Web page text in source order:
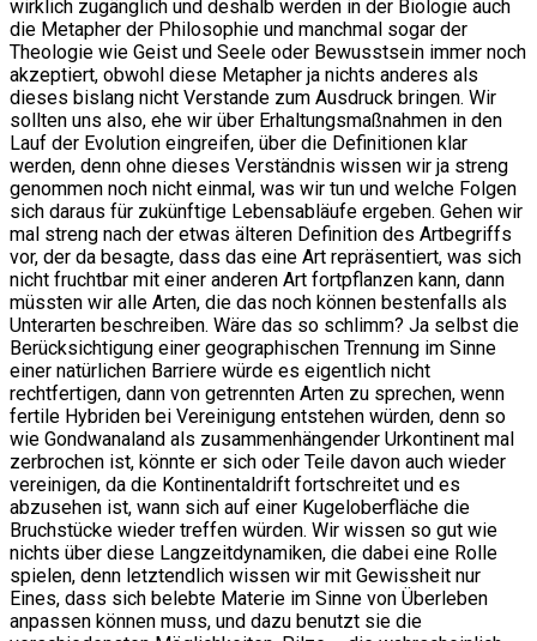
wirklich zugänglich und deshalb werden in der Biologie auch
die Metapher der Philosophie und manchmal sogar der
Theologie wie Geist und Seele oder Bewusstsein immer noch
akzeptiert, obwohl diese Metapher ja nichts anderes als
dieses bislang nicht Verstande zum Ausdruck bringen. Wir
sollten uns also, ehe wir über Erhaltungsmaßnahmen in den
Lauf der Evolution eingreifen, über die Definitionen klar
werden, denn ohne dieses Verständnis wissen wir ja streng
genommen noch nicht einmal, was wir tun und welche Folgen
sich daraus für zukünftige Lebensabläufe ergeben. Gehen wir
mal streng nach der etwas älteren Definition des Artbegriffs
vor, der da besagte, dass das eine Art repräsentiert, was sich
nicht fruchtbar mit einer anderen Art fortpflanzen kann, dann
müssten wir alle Arten, die das noch können bestenfalls als
Unterarten beschreiben. Wäre das so schlimm? Ja selbst die
Berücksichtigung einer geographischen Trennung im Sinne
einer natürlichen Barriere würde es eigentlich nicht
rechtfertigen, dann von getrennten Arten zu sprechen, wenn
fertile Hybriden bei Vereinigung entstehen würden, denn so
wie Gondwanaland als zusammenhängender Urkontinent mal
zerbrochen ist, könnte er sich oder Teile davon auch wieder
vereinigen, da die Kontinentaldrift fortschreitet und es
abzusehen ist, wann sich auf einer Kugeloberfläche die
Bruchstücke wieder treffen würden. Wir wissen so gut wie
nichts über diese Langzeitdynamiken, die dabei eine Rolle
spielen, denn letztendlich wissen wir mit Gewissheit nur
Eines, dass sich belebte Materie im Sinne von Überleben
anpassen können muss, und dazu benutzt sie die